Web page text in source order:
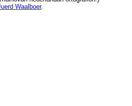
Waalboer.